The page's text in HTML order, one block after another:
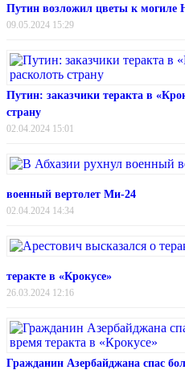
Путин возложил цветы к могиле
09.05.2024 15:29
Путин: заказчики теракта в
страну
02.04.2024 15:01
военный вертолет Ми-24
02.04.2024 14:34
теракте в «Крокусе»
26.03.2024 12:16
Гражданин Азербайджана спас